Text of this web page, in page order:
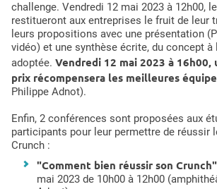
challenge. Vendredi 12 mai 2023 à 12h00,
restitueront aux entreprises le fruit de leur
leurs propositions avec une présentation
vidéo) et une synthèse écrite, du concept à
adoptée. Vendredi 12 mai 2023 à 16h00,
prix récompensera les meilleures
Philippe Adnot).
Enfin, 2 conférences sont proposées aux
participants pour leur permettre de réussir
Crunch :
"Comment bien réussir son Crunch"
mai 2023 de 10h00 à 12h00